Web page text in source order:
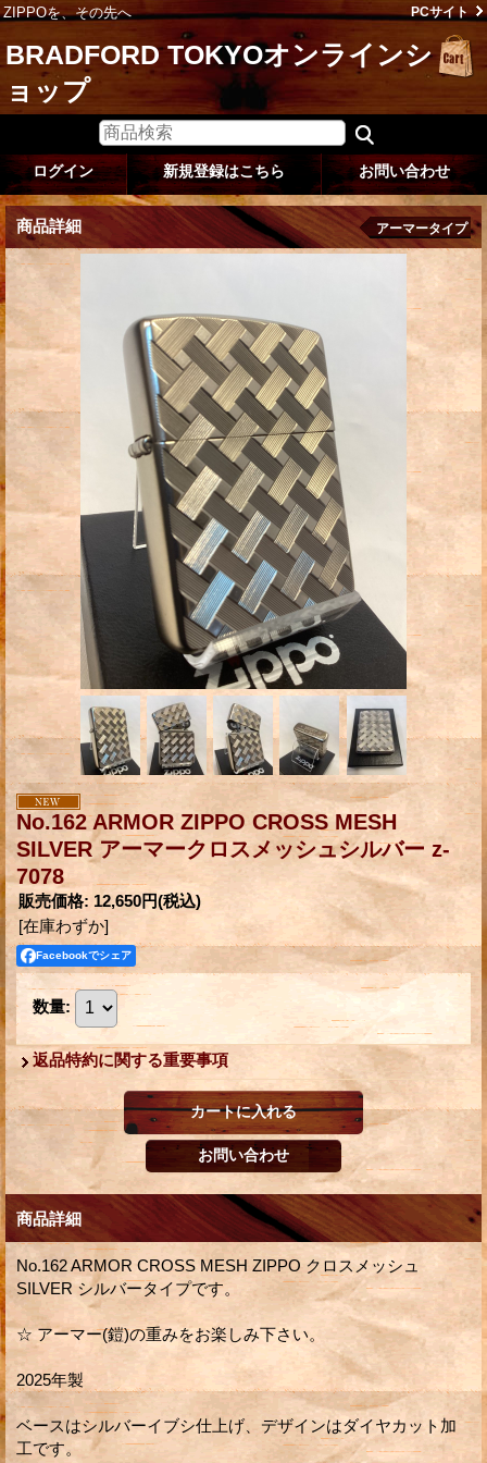
ZIPPOを、その先へ PCサイト
BRADFORD TOKYOオンラインシ
ョップ
ログイン 新規登録はこちら お問い合わせ
商品詳細 アーマータイプ
No.162 ARMOR ZIPPO CROSS MESH
SILVER アーマークロスメッシュシルバー z-
7078
販売価格: 12,650円(税込)
[在庫わずか]
Facebookでシェア
数量:
返品特約に関する重要事項
商品詳細
No.162 ARMOR CROSS MESH ZIPPO クロスメッシュ
SILVER シルバータイプです。
☆ アーマー(鎧)の重みをお楽しみ下さい。
2025年製
ベースはシルバーイブシ仕上げ、デザインはダイヤカット加
工です。